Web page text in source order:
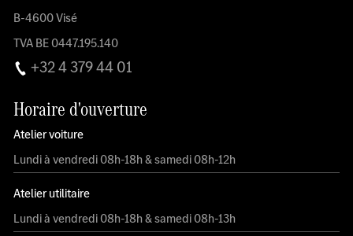
B-4600 Visé
TVA BE 0447.195.140
+32 4 379 44 01
Horaire d'ouverture
Atelier voiture
Lundi à vendredi 08h-18h & samedi 08h-12h
Atelier utilitaire
Lundi à vendredi 08h-18h & samedi 08h-13h